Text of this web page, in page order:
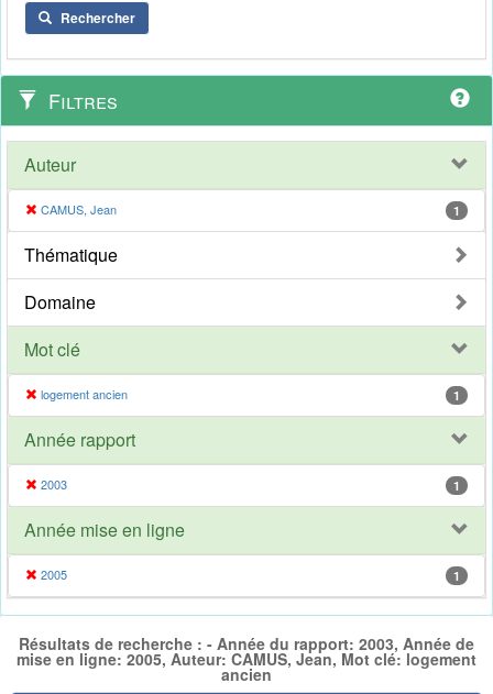
Rechercher
Filtres
Auteur
CAMUS, Jean 1
Thématique
Domaine
Mot clé
logement ancien 1
Année rapport
2003 1
Année mise en ligne
2005 1
Résultats de recherche : - Année du rapport: 2003, Année de
mise en ligne: 2005, Auteur: CAMUS, Jean, Mot clé: logement
ancien